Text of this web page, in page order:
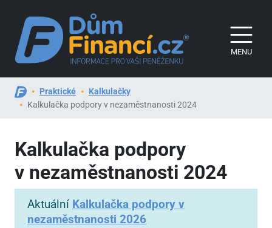
MENU
Praktické
Kalkulačky
Kalkulačka podpory v nezaměstnanosti 2024
Kalkulačka podpory
v nezaměstnanosti 2024
Aktuální Kalkulačka podpory v
nezaměstnanosti 2026